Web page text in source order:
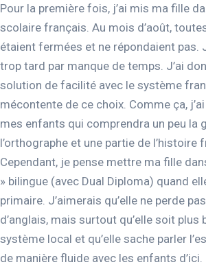
Pour la première fois, j’ai mis ma fille
scolaire français. Au mois d’août,
étaient fermées et ne répondaient pas.
trop tard par manque de temps. J’ai
solution de facilité avec le système
mécontente de ce choix. Comme ça,
mes enfants qui comprendra un peu la
l’orthographe et une partie de l’histoire
Cependant, je pense mettre ma fille
» bilingue (avec Dual Diploma) quand
primaire. J’aimerais qu’elle ne perde
d’anglais, mais surtout qu’elle soit plus
système local et qu’elle sache parler
de manière fluide avec les enfants d’ici.